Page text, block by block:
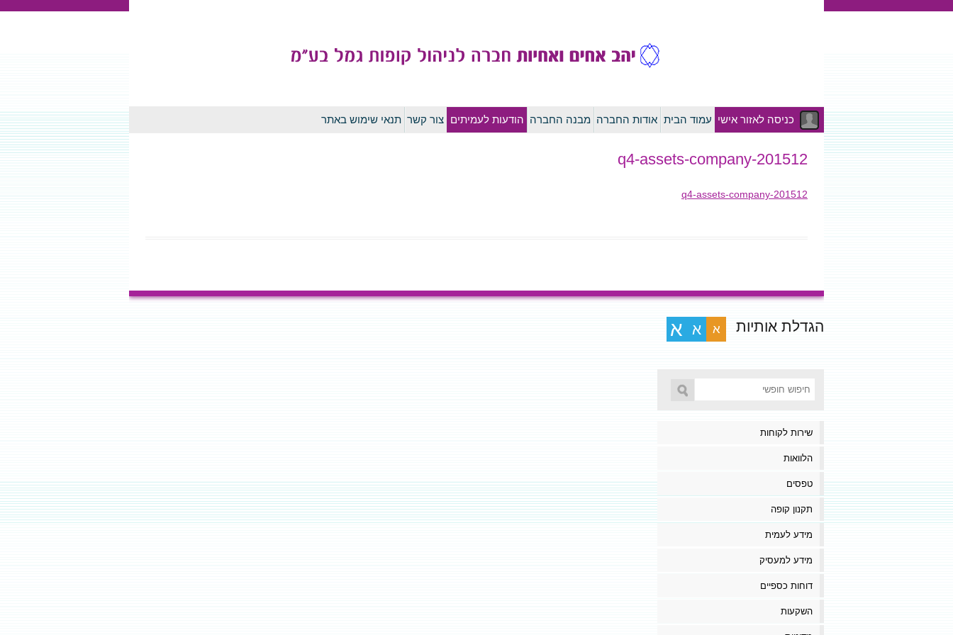
לדלג
לתוכן
כניסה לאזור אישי עמוד הבית אודות החברה מבנה החברה הודעות לעמיתים צור קשר תנאי שימוש באתר
201512-q4-assets-company
201512-q4-assets-company
הגדלת אותיות א א א
שירות לקוחות
הלוואות
טפסים
תקנון קופה
מידע לעמית
מידע למעסיק
דוחות כספיים
השקעות